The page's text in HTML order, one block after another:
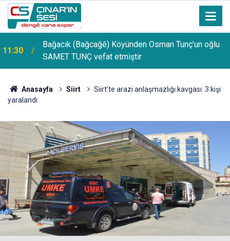
11:30
Bağacık (Bağcağê) Köyünden Osman Tunç'un oğlu
SAMET TUNÇ vefat etmiştir
Anasayfa Siirt
Siirt’te arazi anlaşmazlığı kavgası: 3 kişi
yaralandı